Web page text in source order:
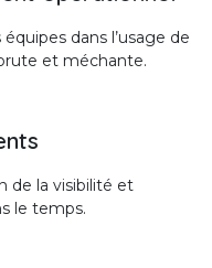
dans l’usage de
et méchante.
de la visibilité et
le temps.